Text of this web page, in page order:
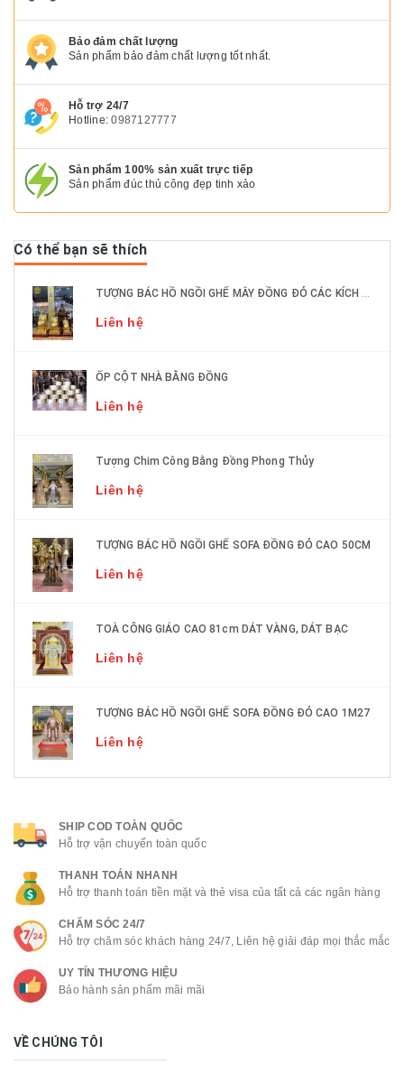
Bảo đảm chất lượng
Sản phẩm bảo đảm chất lượng tốt nhất.
Hỗ trợ 24/7
Hotline:0987127777
Sản phẩm 100% sản xuất trực tiếp
Sản phẩm đúc thủ công đẹp tinh xảo
Có thể bạn sẽ thích
Liên hệ
ỐP CỘT NHÀ BẰNG ĐỒNG
Liên hệ
Tượng Chim Công Bằng Đồng Phong Thủy
Liên hệ
TƯỢNG BÁC HỒ NGỒI GHẾ SOFA ĐỒNG ĐỎ CAO 50CM
Liên hệ
TOÀ CÔNG GIÁO CAO 81cm DÁT VÀNG, DÁT BẠC
Liên hệ
TƯỢNG BÁC HỒ NGỒI GHẾ SOFA ĐỒNG ĐỎ CAO 1M27
Liên hệ
SHIP COD TOÀN QUỐC
Hỗ trợ vận chuyển toàn quốc
THANH TOÁN NHANH
Hỗ trợ thanh toán tiền mặt và thẻ visa của tất cả các ngân hàng
CHĂM SÓC 24/7
Hỗ trợ chăm sóc khách hàng 24/7, Liên hệ giải đáp mọi thắc mắc
UY TÍN THƯƠNG HIỆU
Bảo hành sản phẩm mãi mãi
VỀ CHÚNG TÔI